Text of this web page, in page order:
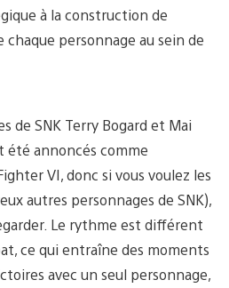
à la construction de
chaque personnage au sein de
de SNK Terry Bogard et Mai
annoncés comme
VI, donc si vous voulez les
autres personnages de SNK),
Le rythme est différent
ce qui entraîne des moments
avec un seul personnage,